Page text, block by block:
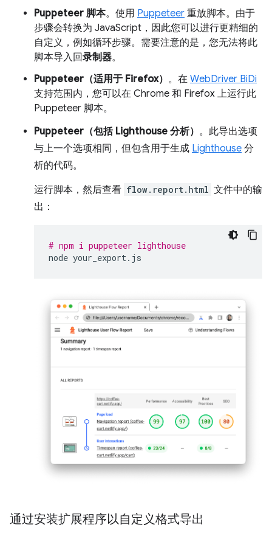
Puppeteer 脚本。使用 Puppeteer 重放脚本。由于
步骤会转换为 JavaScript，因此您可以进行更精细的
自定义，例如循环步骤。需要注意的是，您无法将此
脚本导入回录制器。
Puppeteer（适用于 Firefox） 。在 WebDriver BiDi
支持范围内，您可以在 Chrome 和 Firefox 上运行此
Puppeteer 脚本。
Puppeteer（包括 Lighthouse 分析） 。此导出选项
与上一个选项相同，但包含用于生成 Lighthouse 分
析的代码。
运行脚本，然后查看 flow.report.html 文件中的输
出：
# npm i puppeteer lighthouse
node
通过安装扩展程序以自定义格式导出